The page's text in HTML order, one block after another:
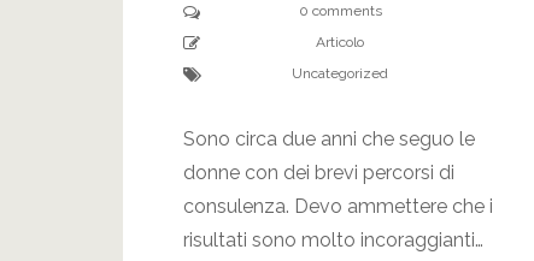
0 comments
Articolo
Uncategorized
Sono circa due anni che seguo le
donne con dei brevi percorsi di
consulenza. Devo ammettere che i
risultati sono molto incoraggianti…